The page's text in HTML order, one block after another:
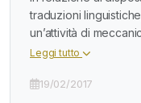
traduzioni
un’attività di
Leggi tutto
19/02/2017